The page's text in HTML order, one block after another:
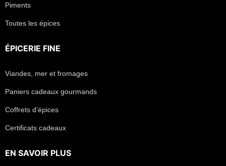
Piments
Toutes les épices
ÉPICERIE FINE
Viandes, mer et fromages
Paniers cadeaux gourmands
Coffrets d’épices
Certificats cadeaux
EN SAVOIR PLUS